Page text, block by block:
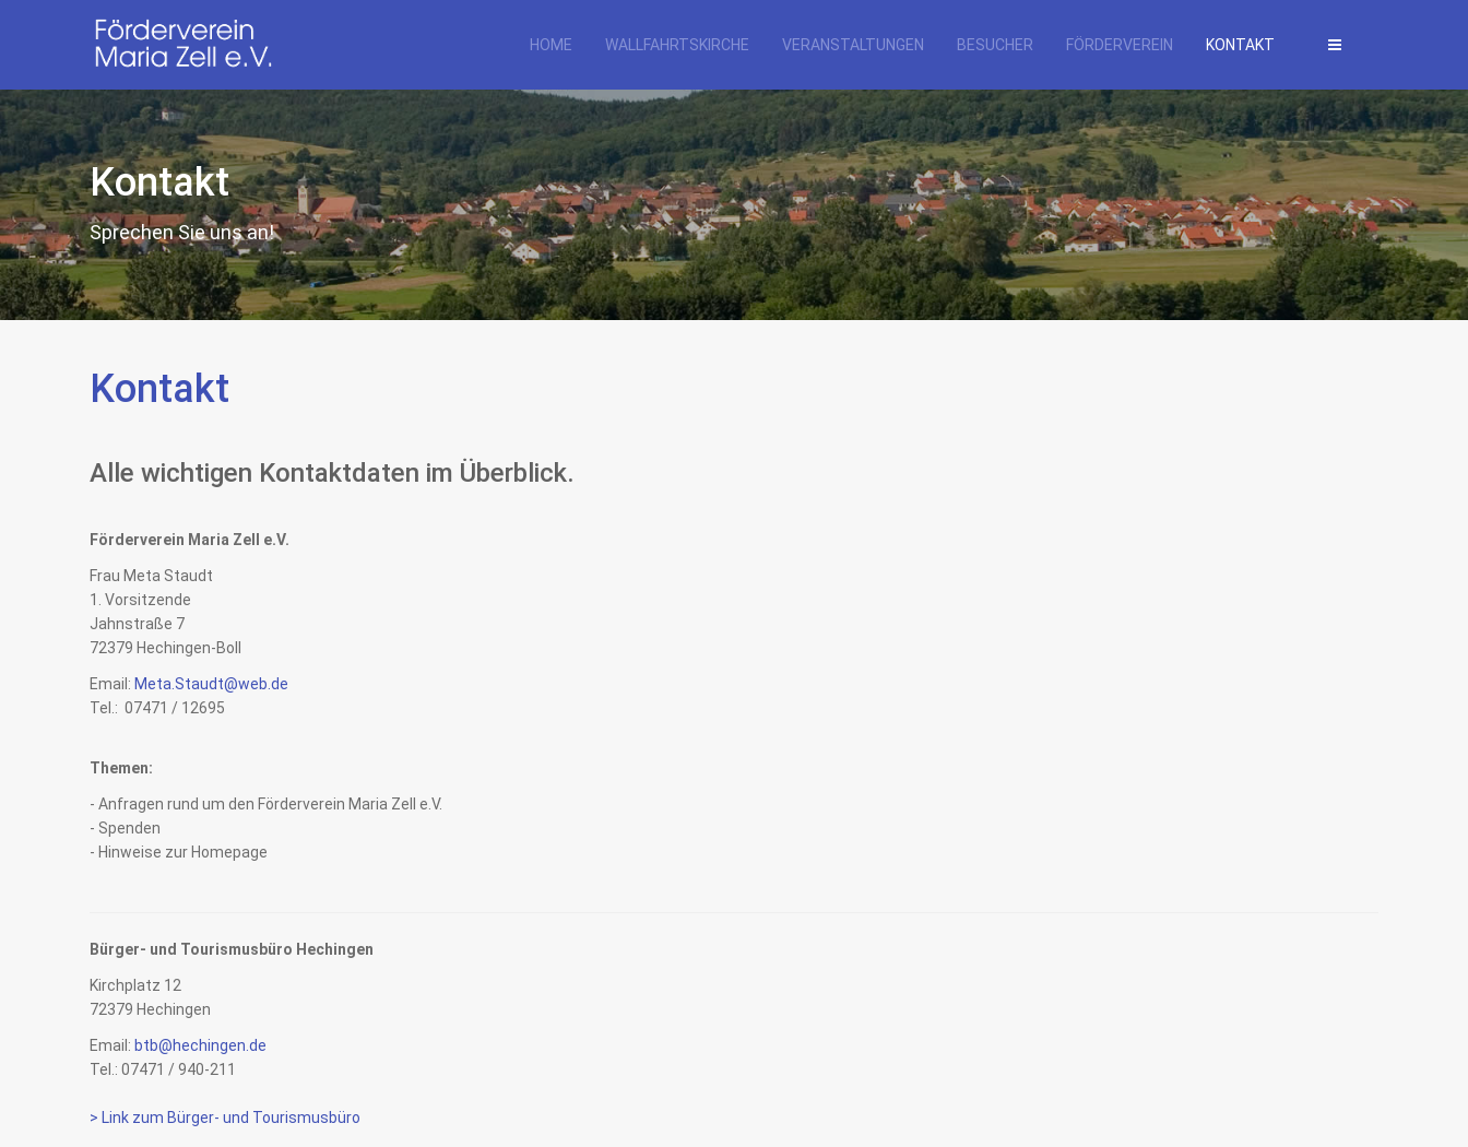
HOME WALLFAHRTSKIRCHE VERANSTALTUNGEN BESUCHER FÖRDERVEREIN KONTAKT
Kontakt
Sprechen Sie uns an!
Kontakt
Alle wichtigen Kontaktdaten im Überblick.
Förderverein Maria Zell e.V.
Frau Meta Staudt
1. Vorsitzende
Jahnstraße 7
72379 Hechingen-Boll
Email: Meta.Staudt@web.de
Tel.: 07471 / 12695
Themen:
- Anfragen rund um den Förderverein Maria Zell e.V.
- Spenden
- Hinweise zur Homepage
Bürger- und Tourismusbüro Hechingen
Kirchplatz 12
72379 Hechingen
Email: btb@hechingen.de
Tel.: 07471 / 940-211
> Link zum Bürger- und Tourismusbüro